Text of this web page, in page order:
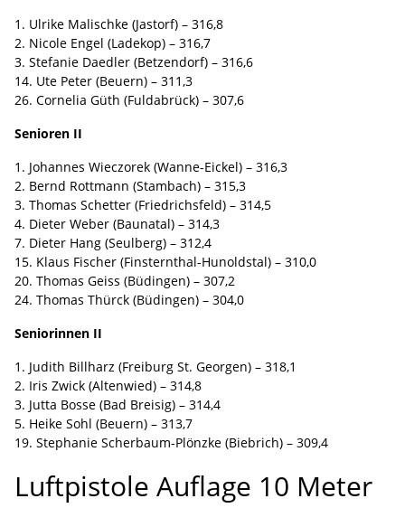
1. Ulrike Malischke (Jastorf) – 316,8
2. Nicole Engel (Ladekop) – 316,7
3. Stefanie Daedler (Betzendorf) – 316,6
14. Ute Peter (Beuern) – 311,3
26. Cornelia Güth (Fuldabrück) – 307,6
Senioren II
1. Johannes Wieczorek (Wanne-Eickel) – 316,3
2. Bernd Rottmann (Stambach) – 315,3
3. Thomas Schetter (Friedrichsfeld) – 314,5
4. Dieter Weber (Baunatal) – 314,3
7. Dieter Hang (Seulberg) – 312,4
15. Klaus Fischer (Finsternthal-Hunoldstal) – 310,0
20. Thomas Geiss (Büdingen) – 307,2
24. Thomas Thürck (Büdingen) – 304,0
Seniorinnen II
1. Judith Billharz (Freiburg St. Georgen) – 318,1
2. Iris Zwick (Altenwied) – 314,8
3. Jutta Bosse (Bad Breisig) – 314,4
5. Heike Sohl (Beuern) – 313,7
19. Stephanie Scherbaum-Plönzke (Biebrich) – 309,4
Luftpistole Auflage 10 Meter